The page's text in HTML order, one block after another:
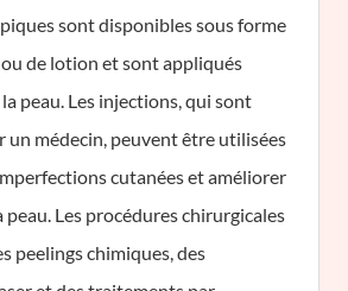
sont disponibles sous forme
ou de lotion et sont appliqués
peau. Les injections, qui sont
un médecin, peuvent être utilisées
cutanées et améliorer
peau. Les procédures chirurgicales
peelings chimiques, des